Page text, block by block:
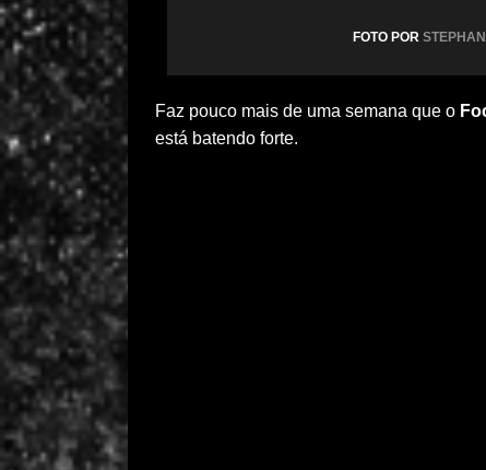
FOTO POR
Faz pouco mais de uma semana que o
está batendo forte.